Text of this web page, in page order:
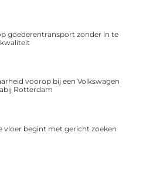
goederentransport zonder in te
voorop bij een Volkswagen
Rotterdam
vloer begint met gericht zoeken